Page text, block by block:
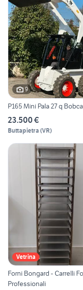
9
P165 Mini Pala 27 q
23.500 €
Buttapietra (VR)
Vetrina
Forni Bongard - Carrelli
Professionali